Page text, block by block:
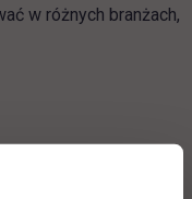
w różnych branżach,